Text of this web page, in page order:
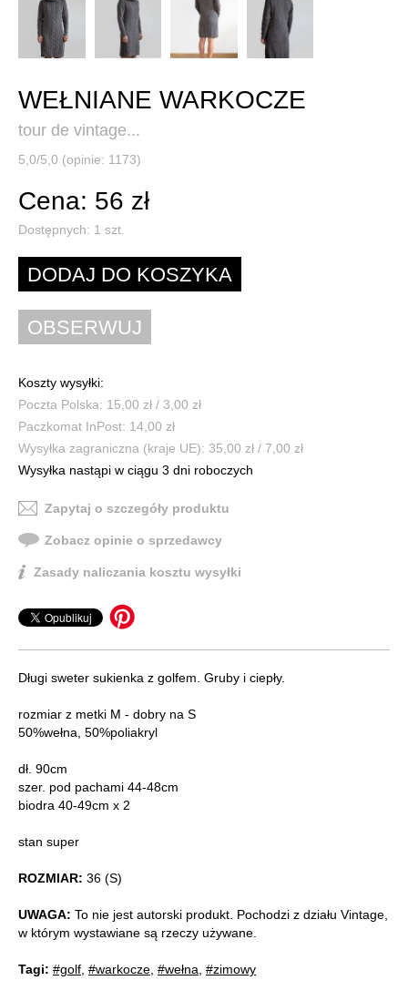
WEŁNIANE WARKOCZE
tour de vintage...
5,0/5,0 (opinie: 1173)
Cena: 56 zł
Dostępnych: 1 szt.
Koszty wysyłki:
Poczta Polska: 15,00 zł / 3,00 zł
Paczkomat InPost: 14,00 zł
Wysyłka zagraniczna (kraje UE): 35,00 zł / 7,00 zł
Wysyłka nastąpi w ciągu 3 dni roboczych
Zapytaj o szczegóły produktu
Zobacz opinie o sprzedawcy
Zasady naliczania kosztu wysyłki
Długi sweter sukienka z golfem. Gruby i ciepły.
rozmiar z metki M - dobry na S
50%wełna, 50%poliakryl
dł. 90cm
szer. pod pachami 44-48cm
biodra 40-49cm x 2
stan super
ROZMIAR: 36 (S)
UWAGA: To nie jest autorski produkt. Pochodzi z działu Vintage,
w którym wystawiane są rzeczy używane.
Tagi: #golf #warkocze #wełna #zimowy